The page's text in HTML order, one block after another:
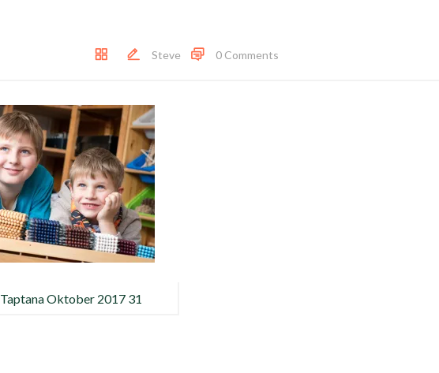
Steve 0 Comments
Taptana Oktober 2017 31